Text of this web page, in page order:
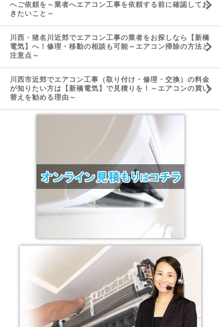
へご依頼を～業者へエアコン工事を依頼する前に確認してお
きたいこと～
川西・猪名川近郊でエアコン工事の業者をお探しなら【新橋
電気】へ！修理・移動の相談も可能～エアコン掃除の方法と
注意点～
川西市近郊でエアコン工事（取り付け・修理・交換）の料金
が知りたい方は【新橋電気】で見積りを！～エアコンの買い
替えを勧める理由～